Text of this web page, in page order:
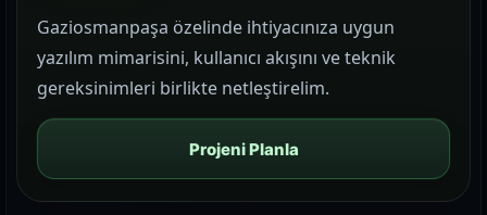
Gaziosmanpaşa özelinde ihtiyacınıza uygun
yazılım mimarisini, kullanıcı akışını ve teknik
gereksinimleri birlikte netleştirelim.
Projeni Planla